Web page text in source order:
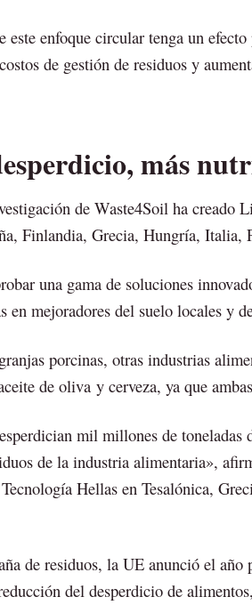
este enfoque circular tenga un
de gestión de residuos y
más
de Waste4Soil ha creado
Finlandia, Grecia, Hungría, Italia,
una gama de soluciones
en mejoradores del suelo locales y
porcinas, otras industrias
de oliva y cerveza, ya que
mil millones de
de la industria alimentaria»,
Hellas en Tesalónica,
de residuos, la UE anunció el
del desperdicio de